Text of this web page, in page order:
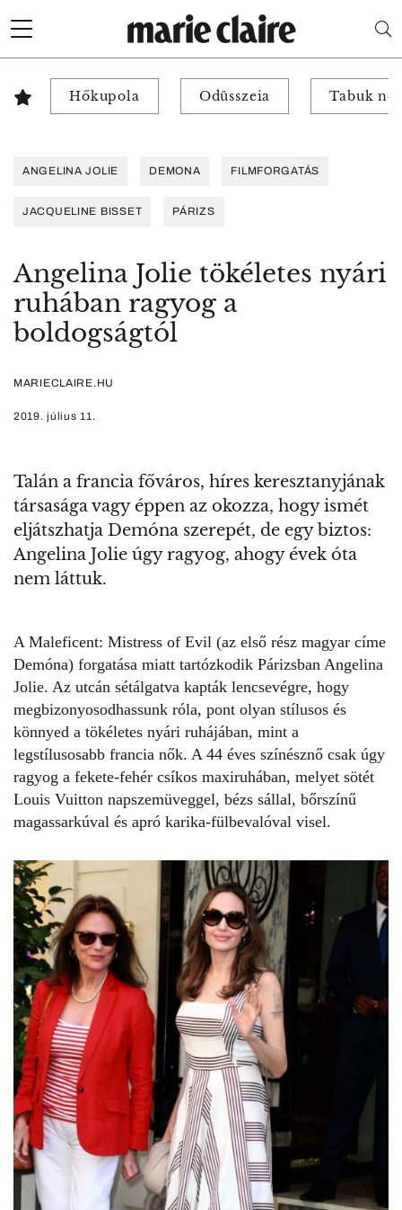
Hőkupola Odüsszeia Tabuk
ANGELINA JOLIE DEMONA FILMFORGATÁS
JACQUELINE BISSET PÁRIZS
Angelina Jolie tökéletes nyári
ruhában ragyog a
boldogságtól
MARIECLAIRE.HU
2019. július 11.
Talán a francia főváros, híres keresztanyjának
társasága vagy éppen az okozza, hogy ismét
eljátszhatja Demóna szerepét, de egy biztos:
Angelina Jolie úgy ragyog, ahogy évek óta
nem láttuk.
A Maleficent: Mistress of Evil (az első rész magyar címe
Demóna) forgatása miatt tartózkodik Párizsban Angelina
Jolie. Az utcán sétálgatva kapták lencsevégre, hogy
megbizonyosodhassunk róla, pont olyan stílusos és
könnyed a tökéletes nyári ruhájában, mint a
legstílusosabb francia nők. A 44 éves színésznő csak úgy
ragyog a fekete-fehér csíkos maxiruhában, melyet sötét
Louis Vuitton napszemüveggel, bézs sállal, bőrszínű
magassarkúval és apró karika-fülbevalóval visel.